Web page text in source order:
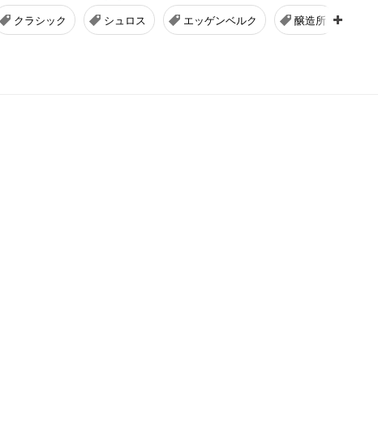
クラシック シュロス エッゲンベルク 醸造所